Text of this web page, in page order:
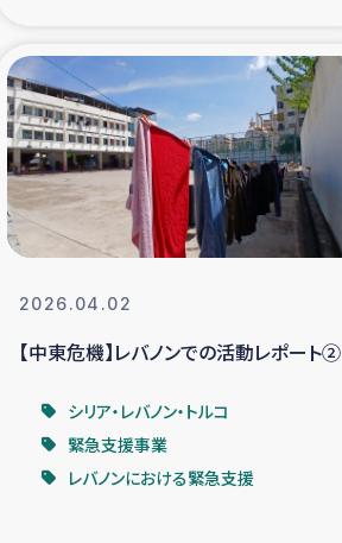
規模紅茶農家支援
郡でのコーヒー畑改善事業
の生計向上支援
2026.04.02
【中東危機】レバノンでの活動レポート②
シリア・レバノン・トルコ
緊急支援事業
レバノンにおける緊急支援